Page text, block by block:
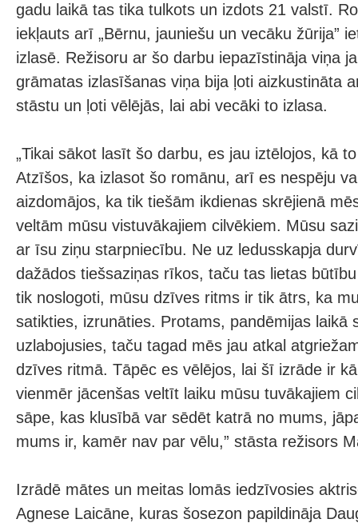
gadu laikā tas tika tulkots un izdots 21 valstī.
iekļauts arī „Bērnu, jauniešu un vecāku žūrija”
izlasē. Režisoru ar šo darbu iepazīstināja viņa
grāmatas izlasīšanas viņa bija ļoti aizkustināta
stāstu un ļoti vēlējās, lai abi vecāki to izlasa.
„Tikai sākot lasīt šo darbu, es jau iztēlojos, kā
Atzīšos, ka izlasot šo romānu, arī es nespēju
aizdomājos, ka tik tiešām ikdienas skrējienā
veltām mūsu vistuvākajiem cilvēkiem. Mūsu
ar īsu ziņu starpniecību. Ne uz ledusskapja
dažādos tiešsaziņas rīkos, taču tas lietas
tik noslogoti, mūsu dzīves ritms ir tik ātrs, ka
satikties, izrunāties. Protams, pandēmijas laikā
uzlabojusies, taču tagad mēs jau atkal
dzīves ritmā. Tāpēc es vēlējos, lai šī izrāde ir
vienmēr jācenšas veltīt laiku mūsu tuvākajiem
sāpe, kas klusībā var sēdēt katrā no mums,
mums ir, kamēr nav par vēlu,” stāsta režisors
Izrādē mātes un meitas lomās iedzīvosies
Agnese Laicāne, kuras šosezon papildināja